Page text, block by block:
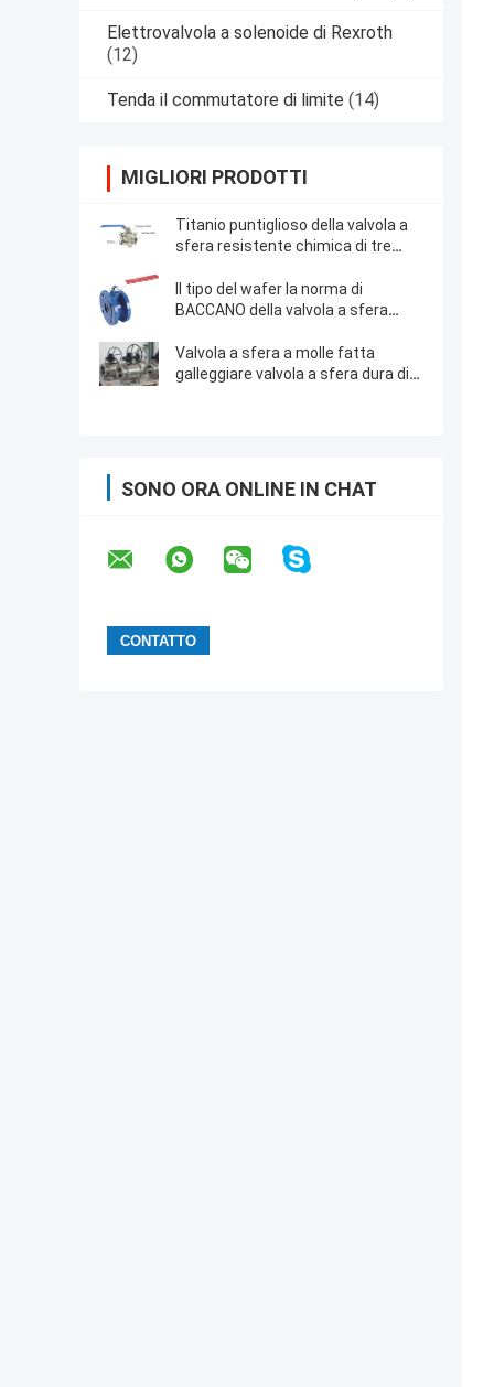
Elettrovalvola a solenoide di Rexroth
(12)
Tenda il commutatore di limite (14)
MIGLIORI PRODOTTI
Titanio puntiglioso della valvola a
sfera resistente chimica di tre
Il tipo del wafer la norma di
BACCANO della valvola a sfera
Valvola a sfera a molle fatta
galleggiare valvola a sfera dura di
SONO ORA ONLINE IN CHAT